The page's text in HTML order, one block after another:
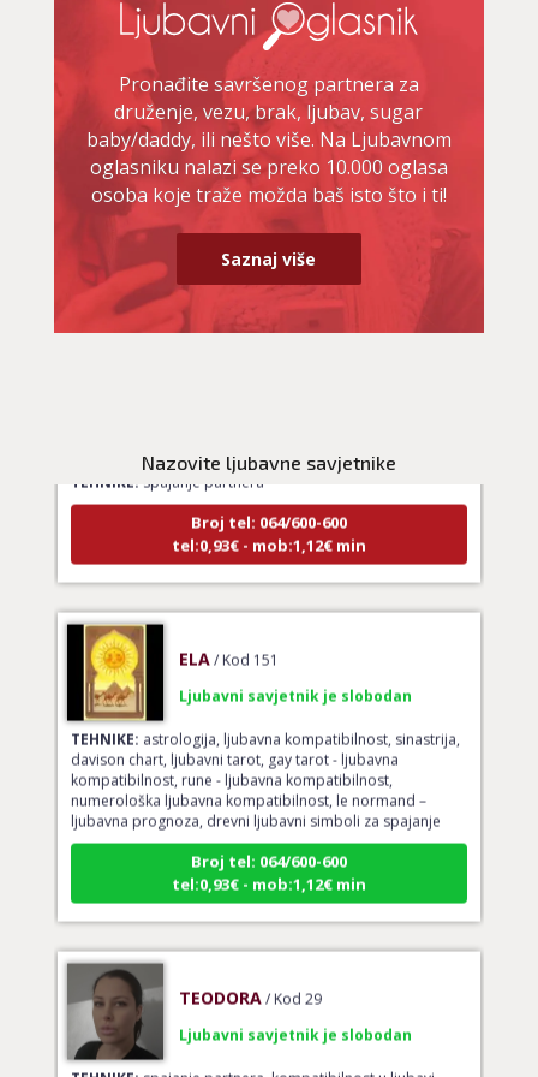
Pronađite savršenog partnera za
druženje, vezu, brak, ljubav, sugar
baby/daddy, ili nešto više. Na Ljubavnom
oglasniku nalazi se preko 10.000 oglasa
osoba koje traže možda baš isto što i ti!
Saznaj više
Nazovite ljubavne savjetnike
spajanje partnera
Broj tel: 064/600-600
tel:0,93€ - mob:1,12€ min
ELA / Kod 151
Ljubavni savjetnik je slobodan
TEHNIKE:astrologija, ljubavna kompatibilnost, sinastrija,
davison chart, ljubavni tarot, gay tarot - ljubavna
kompatibilnost, rune - ljubavna kompatibilnost,
numerološka ljubavna kompatibilnost, le normand –
ljubavna prognoza, drevni ljubavni simboli za spajanje
Broj tel: 064/600-600
tel:0,93€ - mob:1,12€ min
TEODORA / Kod 29
Ljubavni savjetnik je slobodan
TEHNIKE:spajanje partnera, kompatibilnost u ljubavi,